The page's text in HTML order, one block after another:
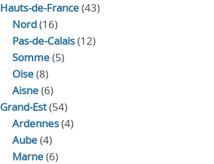
Hauts-de-France(43)
Nord(16)
Pas-de-Calais(12)
Somme(5)
Oise(8)
Aisne(6)
Grand-Est(54)
Ardennes(4)
Aube(4)
Marne(6)